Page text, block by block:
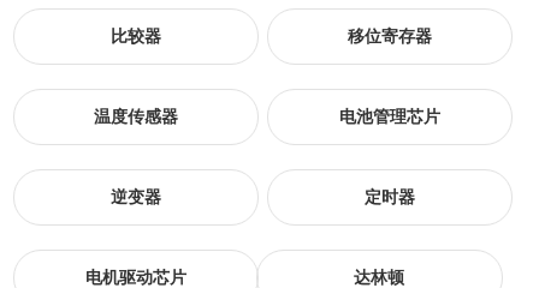
比较器 移位寄存器
温度传感器 电池管理芯片
逆变器 定时器
电机驱动芯片 达林顿